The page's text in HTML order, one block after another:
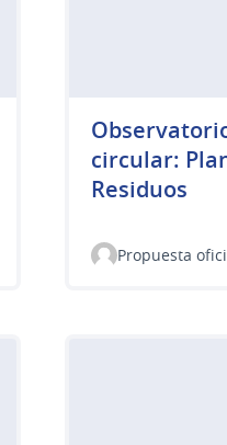
circular:
Residuos
Propuesta